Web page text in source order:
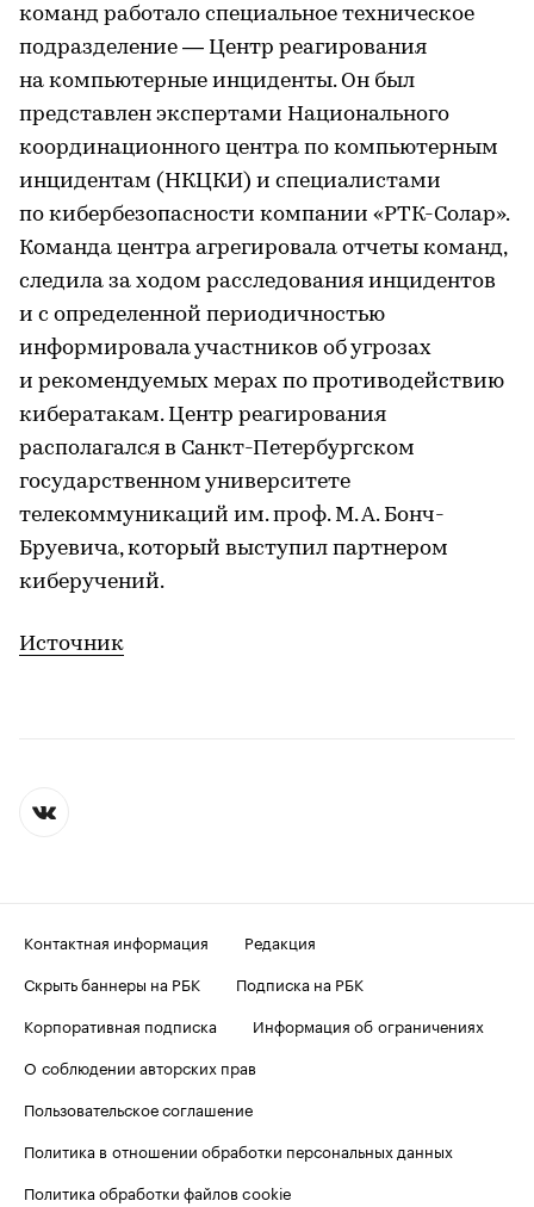
команд работало специальное техническое
подразделение — Центр реагирования
на компьютерные инциденты. Он был
представлен экспертами Национального
координационного центра по компьютерным
инцидентам (НКЦКИ) и специалистами
по кибербезопасности компании «РТК-Солар».
Команда центра агрегировала отчеты команд,
следила за ходом расследования инцидентов
и с определенной периодичностью
информировала участников об угрозах
и рекомендуемых мерах по противодействию
кибератакам. Центр реагирования
располагался в Санкт-Петербургском
государственном университете
телекоммуникаций им. проф. М. А. Бонч-
Бруевича, который выступил партнером
киберучений.
Источник
Контактная информация
Редакция
Скрыть баннеры на РБК
Подписка на РБК
Корпоративная подписка
Информация об ограничениях
О соблюдении авторских прав
Пользовательское соглашение
Политика в отношении обработки персональных данных
Политика обработки файлов cookie